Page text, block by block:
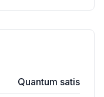
Quantum satis